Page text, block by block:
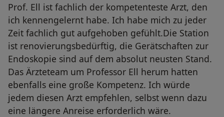
Prof. Ell ist fachlich der kompetenteste Arzt, den
ich kennengelernt habe. Ich habe mich zu jeder
Zeit fachlich gut aufgehoben gefühlt.Die Station
ist renovierungsbedürftig, die Gerätschaften zur
Endoskopie sind auf dem absolut neusten Stand.
Das Ärzteteam um Professor Ell herum hatten
ebenfalls eine große Kompetenz. Ich würde
jedem diesen Arzt empfehlen, selbst wenn dazu
eine längere Anreise erforderlich wäre.